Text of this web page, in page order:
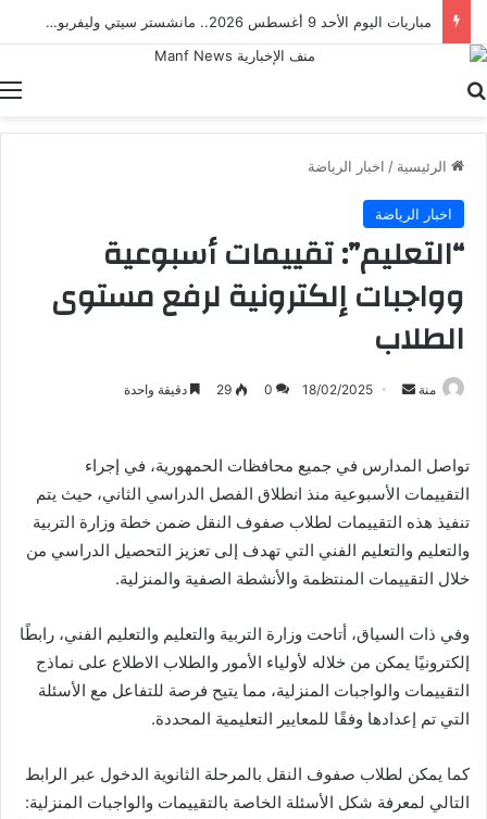
مباراة مصر والدنمارك.. ناشئات الفراعنة يطاردن برونزية كأس العالم لكرة اليد
الرئيسية / اخبار الرياضة
اخبار الرياضة
“التعليم”: تقييمات أسبوعية
وواجبات إلكترونية لرفع مستوى
الطلاب
منة
أرسل 18/02/2025
0
29 دقيقة واحدة
تواصل المدارس في جميع محافظات الحمهورية، في إجراء
التقييمات الأسبوعية منذ انطلاق الفصل الدراسي الثاني، حيث يتم
تنفيذ هذه التقييمات لطلاب صفوف النقل ضمن خطة وزارة التربية
والتعليم والتعليم الفني التي تهدف إلى تعزيز التحصيل الدراسي من
خلال التقييمات المنتظمة والأنشطة الصفية والمنزلية.
وفي ذات السياق، أتاحت وزارة التربية والتعليم والتعليم الفني، رابطًا
إلكترونيًا يمكن من خلاله لأولياء الأمور والطلاب الاطلاع على نماذج
التقييمات والواجبات المنزلية، مما يتيح فرصة للتفاعل مع الأسئلة
التي تم إعدادها وفقًا للمعايير التعليمية المحددة.
كما يمكن لطلاب صفوف النقل بالمرحلة الثانوية الدخول عبر الرابط
التالي لمعرفة شكل الأسئلة الخاصة بالتقييمات والواجبات المنزلية: